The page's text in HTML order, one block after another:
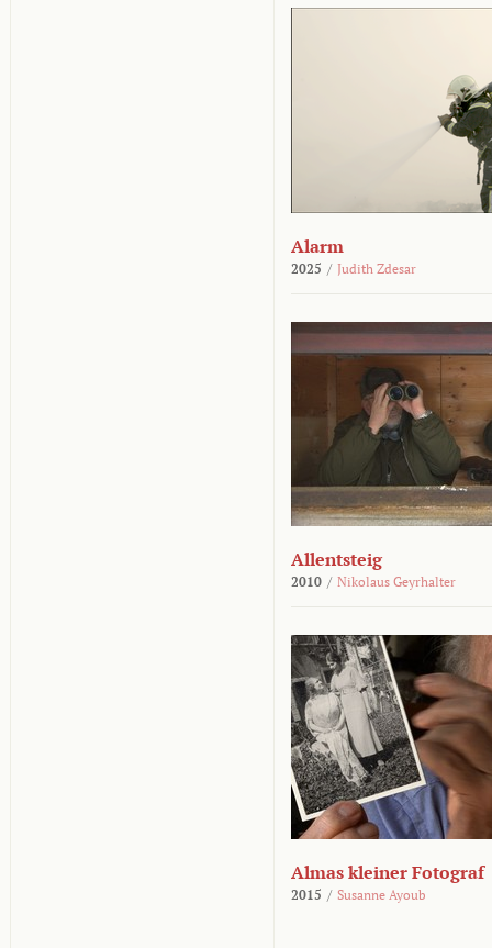
Alarm
2025 / Judith Zdesar
Allentsteig
2010 / Nikolaus Geyrhalter
Almas kleiner Fotograf
2015 / Susanne Ayoub